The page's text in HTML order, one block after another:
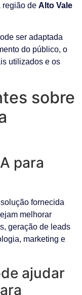
região de Alto Vale
ser adaptada
do público, o
utilizados e os
sobre
para
fornecida
melhorar
geração de leads
marketing e
ajudar